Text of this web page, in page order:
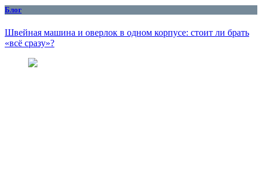
Блог
Швейная машина и оверлок в одном корпусе: стоит ли брать
«всё сразу»?